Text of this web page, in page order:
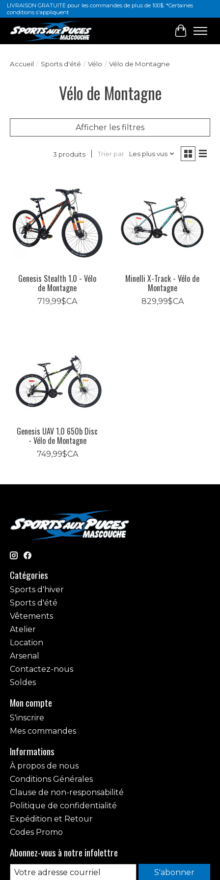
LIVRAISON GRATUITE pour les commandes de plus de 100$. *Certaines
conditions s'appliquent
Panier
Accueil / Sports d'été / Vélo / Vélo de Montagne
Vélo de Montagne
Afficher les filtres
3 produits Trier par Les plus vus
Genesis Stealth 1.0 - Vélo
de Montagne
719,99$CA
Minelli X-Track - Vélo de
Montagne
829,99$CA
Genesis UAV 1.0 650b Disc
- Vélo de Montagne
749,99$CA
Catégories
Sports d'hiver
Sports d'été
Vêtements
Atelier
Location
Arsenal
Contactez-nous
Soldes
Mon compte
S'inscrire
Mes commandes
Informations
À propos de nous
Conditions Générales
Clause de non-responsabilité
Politique de confidentialité
Expédition et Retour
Codes Promo
Abonnez-vous à notre infolettre
S'abonner